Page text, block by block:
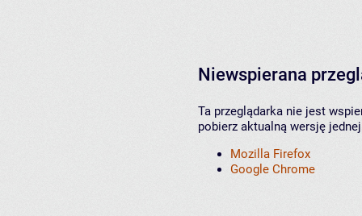
Niewspierana
Ta przeglądarka nie jest
pobierz aktualną wersję
Mozilla Firefox
Google Chrome